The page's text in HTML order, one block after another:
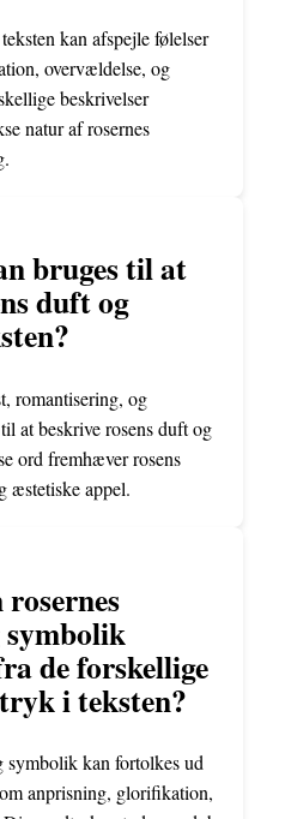
kan afspejle følelser
overvældelse, og
beskrivelser
natur af rosernes
bruges til at
duft og
romantisering, og
at beskrive rosens duft og
ord fremhæver rosens
æstetiske appel.
de forskellige
i teksten?
symbolik kan fortolkes ud
anprisning, glorifikation,